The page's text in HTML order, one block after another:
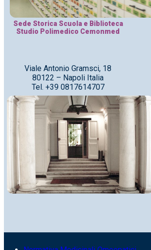
Sede Storica Scuola e Biblioteca
Studio Polimedico Cemonmed
Viale Antonio Gramsci, 18
80122 – Napoli Italia
Tel. +39 0817614707